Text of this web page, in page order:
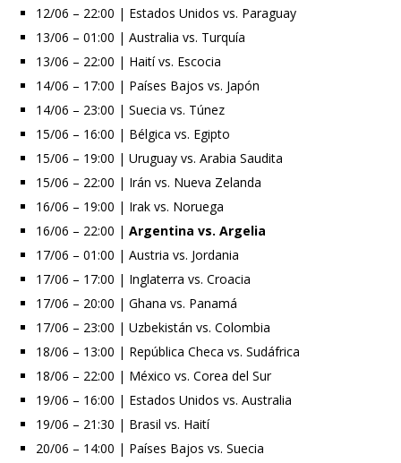
12/06 – 22:00 | Estados Unidos vs. Paraguay
13/06 – 01:00 | Australia vs. Turquía
13/06 – 22:00 | Haití vs. Escocia
14/06 – 17:00 | Países Bajos vs. Japón
14/06 – 23:00 | Suecia vs. Túnez
15/06 – 16:00 | Bélgica vs. Egipto
15/06 – 19:00 | Uruguay vs. Arabia Saudita
15/06 – 22:00 | Irán vs. Nueva Zelanda
16/06 – 19:00 | Irak vs. Noruega
16/06 – 22:00 | Argentina vs. Argelia
17/06 – 01:00 | Austria vs. Jordania
17/06 – 17:00 | Inglaterra vs. Croacia
17/06 – 20:00 | Ghana vs. Panamá
17/06 – 23:00 | Uzbekistán vs. Colombia
18/06 – 13:00 | República Checa vs. Sudáfrica
18/06 – 22:00 | México vs. Corea del Sur
19/06 – 16:00 | Estados Unidos vs. Australia
19/06 – 21:30 | Brasil vs. Haití
20/06 – 14:00 | Países Bajos vs. Suecia